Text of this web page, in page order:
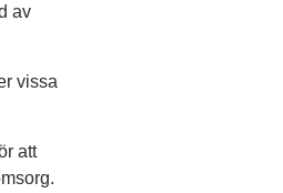
av
vissa
att